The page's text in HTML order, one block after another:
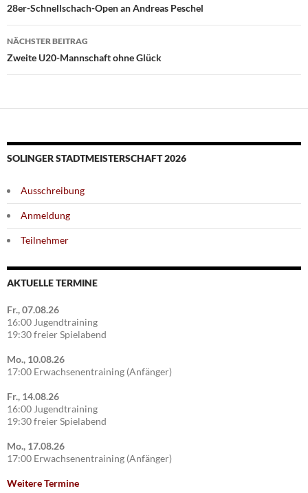
28er-Schnellschach-Open an Andreas Peschel
NÄCHSTER BEITRAG
Zweite U20-Mannschaft ohne Glück
SOLINGER STADTMEISTERSCHAFT 2026
Ausschreibung
Anmeldung
Teilnehmer
AKTUELLE TERMINE
Fr., 07.08.26
16:00 Jugendtraining
19:30 freier Spielabend
Mo., 10.08.26
17:00 Erwachsenentraining (Anfänger)
Fr., 14.08.26
16:00 Jugendtraining
19:30 freier Spielabend
Mo., 17.08.26
17:00 Erwachsenentraining (Anfänger)
Weitere Termine